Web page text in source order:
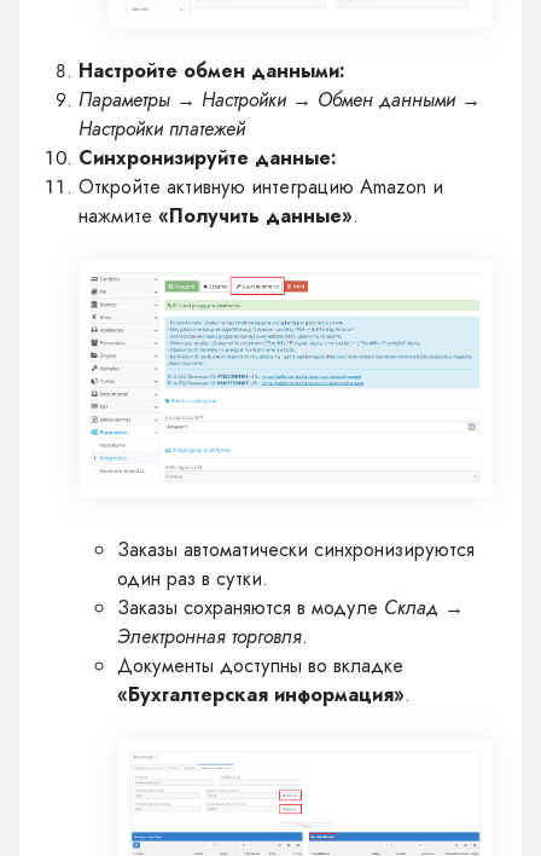
Настройте обмен данными:
Параметры → Настройки → Обмен данными →
Настройки платежей
Синхронизируйте данные:
Откройте активную интеграцию Amazon и
нажмите «Получить данные».
Заказы автоматически синхронизируются
один раз в сутки.
Заказы сохраняются в модуле Склад →
Электронная торговля.
Документы доступны во вкладке
«Бухгалтерская информация».